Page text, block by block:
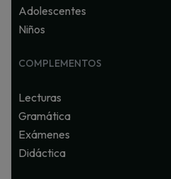
Adolescentes
Niños
COMPLEMENTOS
Lecturas
Gramática
Exámenes
Didáctica